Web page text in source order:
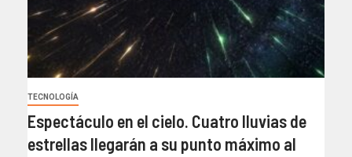
TECNOLOGÍA
Espectáculo en el cielo. Cuatro lluvias de
estrellas llegarán a su punto máximo al